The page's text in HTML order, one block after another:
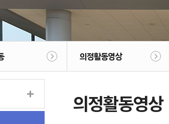
의정활동영상
의정활동영상